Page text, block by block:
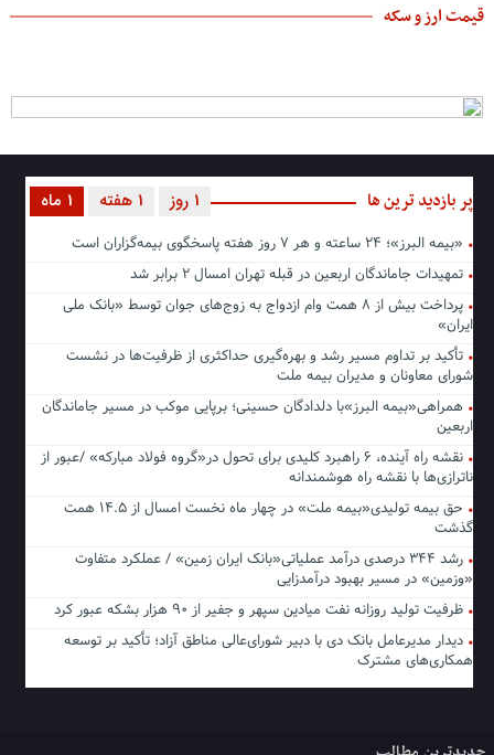
قیمت ارز و سکه
پر بازدید ترین ها 1 ماه 1 هفته 1 روز
«بیمه البرز»؛ ۲۴ ساعته و هر ۷ روز هفته پاسخگوی بیمه‌گزاران است
تمهیدات جاماندگان اربعین در قبله تهران امسال ۲ برابر شد
پرداخت بیش از ۸ همت وام ازدواج به زوج‌های جوان توسط «بانک ملی
ایران»
تأکید بر تداوم مسیر رشد و بهره‌گیری حداکثری از ظرفیت‌ها در نشست
شورای معاونان و مدیران بیمه ملت
همراهی«بیمه البرز»با دلدادگان حسینی؛ برپایی موکب در مسیر جاماندگان
اربعین
نقشه راه آینده، ۶ راهبرد کلیدی برای تحول در«گروه فولاد مبارکه» /عبور از
ناترازی‌ها با نقشه راه هوشمندانه
حق بیمه تولیدی«بیمه ملت» در چهار ماه نخست امسال از ۱۴.۵ همت
گذشت
رشد ۳۴۴ درصدی درآمد عملیاتی«بانک ایران زمین» / عملکرد متفاوت
«وزمین» در مسیر بهبود درآمدزایی
ظرفیت تولید روزانه نفت میادین سپهر و جفیر از ۹۰ هزار بشکه عبور کرد
دیدار مدیرعامل بانک دی با دبیر شورای‌عالی مناطق آزاد؛ تأکید بر توسعه
همکاری‌های مشترک